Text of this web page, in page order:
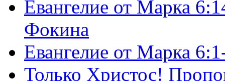
Евангелие от Марка
Фокина
Евангелие от Марка
Только Христос!